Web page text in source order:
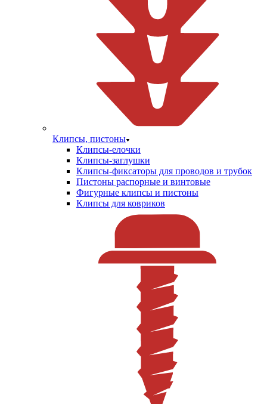
Клипсы, пистоны
Клипсы-елочки
Клипсы-заглушки
Клипсы-фиксаторы для проводов и трубок
Пистоны распорные и винтовые
Фигурные клипсы и пистоны
Клипсы для ковриков